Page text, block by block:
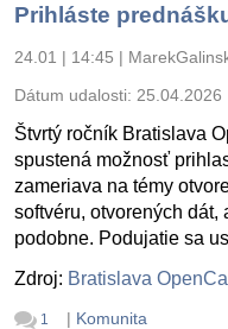
Prihláste
24.01 | 14:45 |
Dátum udalosti: 25.04.2026
Štvrtý ročník Bratislava
spustená možnosť
zameriava na témy
softvéru, otvorených
podobne. Podujatie sa
Zdroj: Bratislava
1 | Komunita